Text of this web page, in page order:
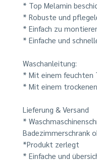
* Top Melamin
* Robuste und
* Einfach zu
* Einfache und
Waschanleitung:
* Mit einem feuchten
* Mit einem
Lieferung & Versand
*
Badezimmerschrank
*Produkt zerlegt
* Einfache und